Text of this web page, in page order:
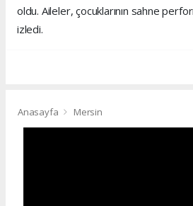
oldu. Aileler, çocuklarının sahne
izledi.
Anasayfa Mersin